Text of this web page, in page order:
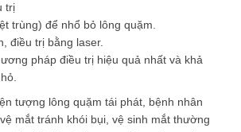
trị
trùng) để nhổ bỏ lông quặm.
điều trị bằng laser.
pháp điều trị hiệu quả nhất và khả
tượng lông quặm tái phát, bệnh nhân
mắt tránh khói bụi, vệ sinh mắt thường